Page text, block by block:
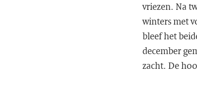
vriezen. Na
winters met
bleef het
december
zacht. De